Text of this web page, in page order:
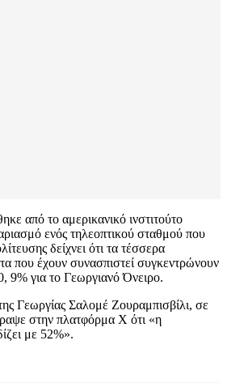
από το αμερικανικό ινστιτούτο
ενός τηλεοπτικού σταθμού που
δείχνει ότι τα τέσσερα
που έχουν συνασπιστεί συγκεντρώνουν
9% για το Γεωργιανό Όνειρο.
Γεωργίας Σαλομέ Ζουραμπισβίλι, σε
στην πλατφόρμα Χ ότι «η
με 52%».